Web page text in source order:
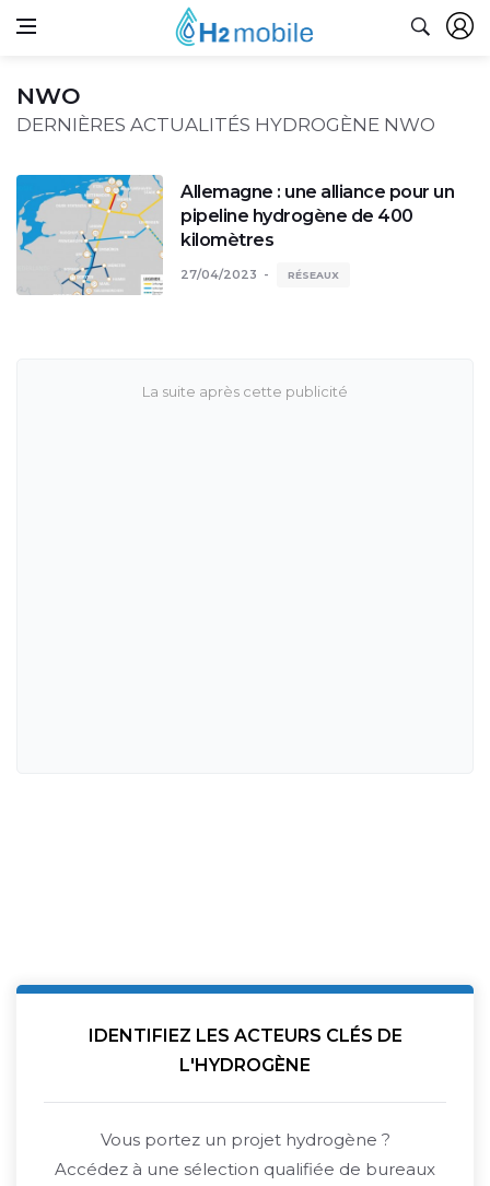
NWO
DERNIÈRES ACTUALITÉS HYDROGÈNE NWO
Allemagne : une alliance pour un
pipeline hydrogène de 400
kilomètres
27/04/2023 RÉSEAUX
IDENTIFIEZ LES ACTEURS CLÉS DE
L'HYDROGÈNE
Vous portez un projet hydrogène ?
Accédez à une sélection qualifiée de bureaux